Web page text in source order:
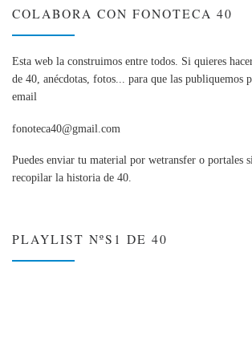
COLABORA CON FONOTECA 40
Esta web la construimos entre todos. Si quieres
de 40, anécdotas, fotos... para que las publiquemos
email
fonoteca40@gmail.com
Puedes enviar tu material por wetransfer o portales
recopilar la historia de 40.
PLAYLIST NºS1 DE 40